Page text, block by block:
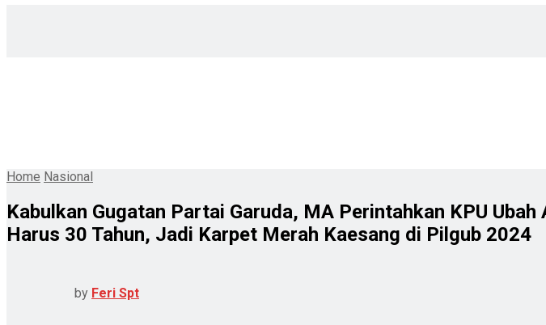
Home Nasional
Kabulkan Gugatan Partai Garuda, MA Perintahkan KPU
Harus 30 Tahun, Jadi Karpet Merah Kaesang di Pilgub 2024
by Feri Spt